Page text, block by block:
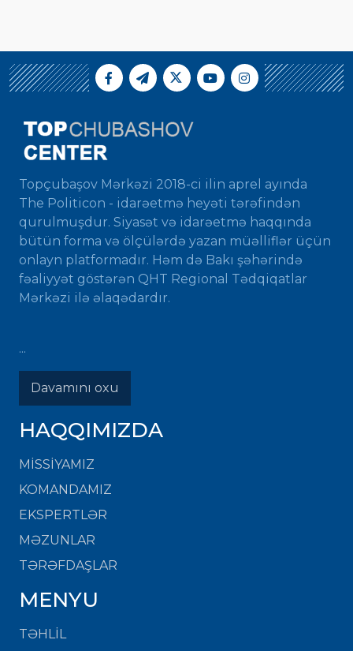
Topçubaşov Mərkəzi 2018-ci ilin aprel ayında
The Politicon - idarəetmə heyəti tərəfindən
qurulmuşdur. Siyasət və idarəetmə haqqında
bütün forma və ölçülərdə yazan müəlliflər üçün
onlayn platformadır. Həm də Bakı şəhərində
fəaliyyət göstərən QHT Regional Tədqiqatlar
Mərkəzi ilə əlaqədardır.
...
Davamını oxu
HAQQIMIZDA
MISSIYAMIZ
KOMANDAMIZ
EKSPERTLƏR
MƏZUNLAR
TƏRƏFDAŞLAR
MENYU
TƏHLİL